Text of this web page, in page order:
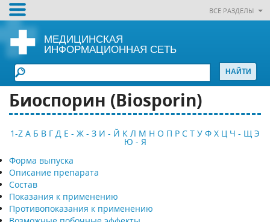
ВСЕ РАЗДЕЛЫ
МЕДИЦИНСКАЯ
ИНФОРМАЦИОННАЯ СЕТЬ
Биоспорин (Biosporin)
1-Z А Б В Г Д Е - Ж - З И - Й К Л М Н О П Р С Т У Ф Х Ц Ч - Щ Э
Ю - Я
Форма выпуска
Описание препарата
Состав
Показания к применению
Противопоказания к применению